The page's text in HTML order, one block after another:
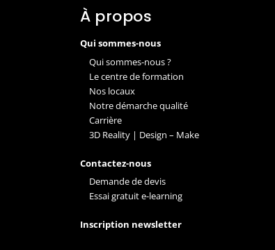
À propos
Qui sommes-nous
Qui sommes-nous ?
Le centre de formation
Nos locaux
Notre démarche qualité
Carrière
3D Reality | Design – Make
Contactez-nous
Demande de devis
Essai gratuit e-learning
Inscription newsletter